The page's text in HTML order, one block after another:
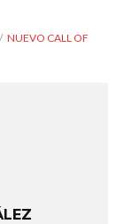
NUEVO CALL OF